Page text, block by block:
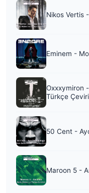
Nikos Vertis
Eminem -
Oxxxymiron
Türkçe
50 Cent -
Maroon 5 -